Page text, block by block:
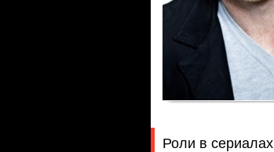
Роли в сериалах